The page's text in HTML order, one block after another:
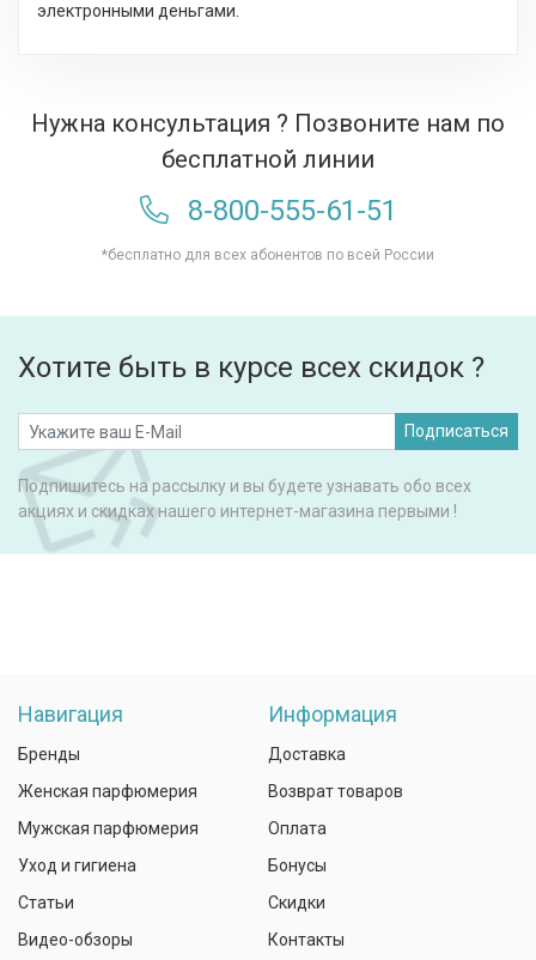
электронными деньгами.
Нужна консультация ? Позвоните нам по
бесплатной линии
8-800-555-61-51
*бесплатно для всех абонентов по всей России
Хотите быть в курсе всех скидок ?
Подписаться
Подпишитесь на рассылку и вы будете узнавать обо всех
акциях и скидках нашего интернет-магазина первыми !
Навигация
Бренды
Женская парфюмерия
Мужская парфюмерия
Уход и гигиена
Статьи
Видео-обзоры
Информация
Доставка
Возврат товаров
Оплата
Бонусы
Скидки
Контакты